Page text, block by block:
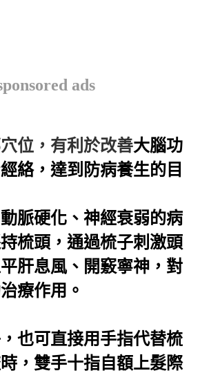
ads
位，有利於改善大腦功
絡，達到防病養生的目
動脈硬化、 神經衰弱的病
梳頭，通過梳子刺激頭
肝息風、開竅寧神，對
療作用。
也可直接用手指代替梳
，雙手十指自額上髮際